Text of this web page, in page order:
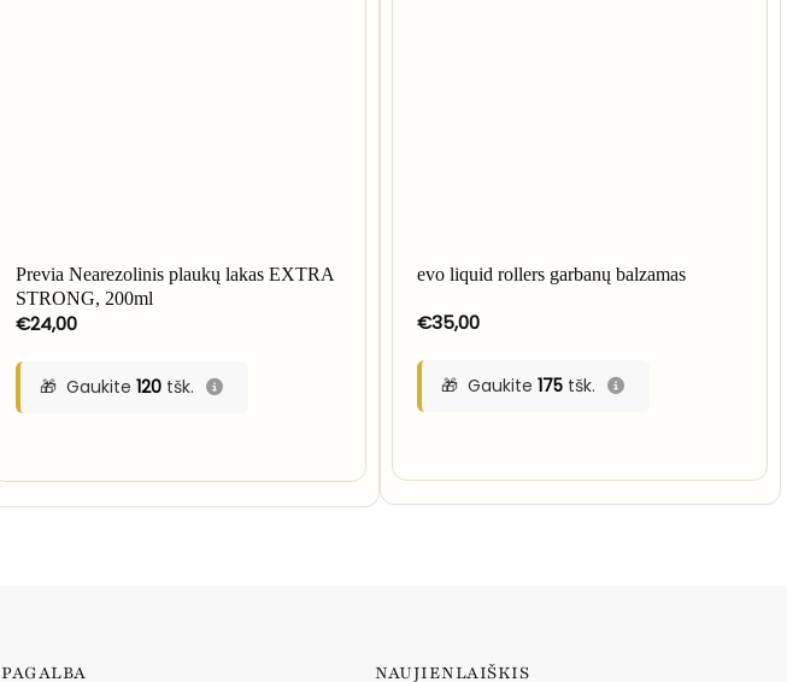
Previa Nearezolinis plaukų lakas EXTRA
STRONG, 200ml
€24,00
Gaukite 120tšk.
evo liquid rollers garbanų balzamas
€35,00
Gaukite175 tšk.
PAGALBA NAUJIENLAIŠKIS